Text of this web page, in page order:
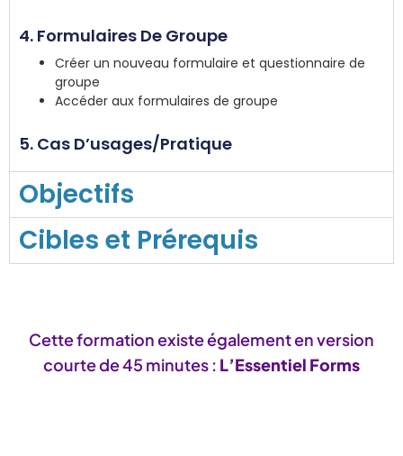
4. Formulaires De Groupe​
Créer un nouveau formulaire et questionnaire de
groupe​
Accéder aux formulaires de groupe​
5. Cas D’usages/Pratique
Objectifs
Cibles et Prérequis
Cette formation existe également en version
courte de 45 minutes : L’Essentiel Forms